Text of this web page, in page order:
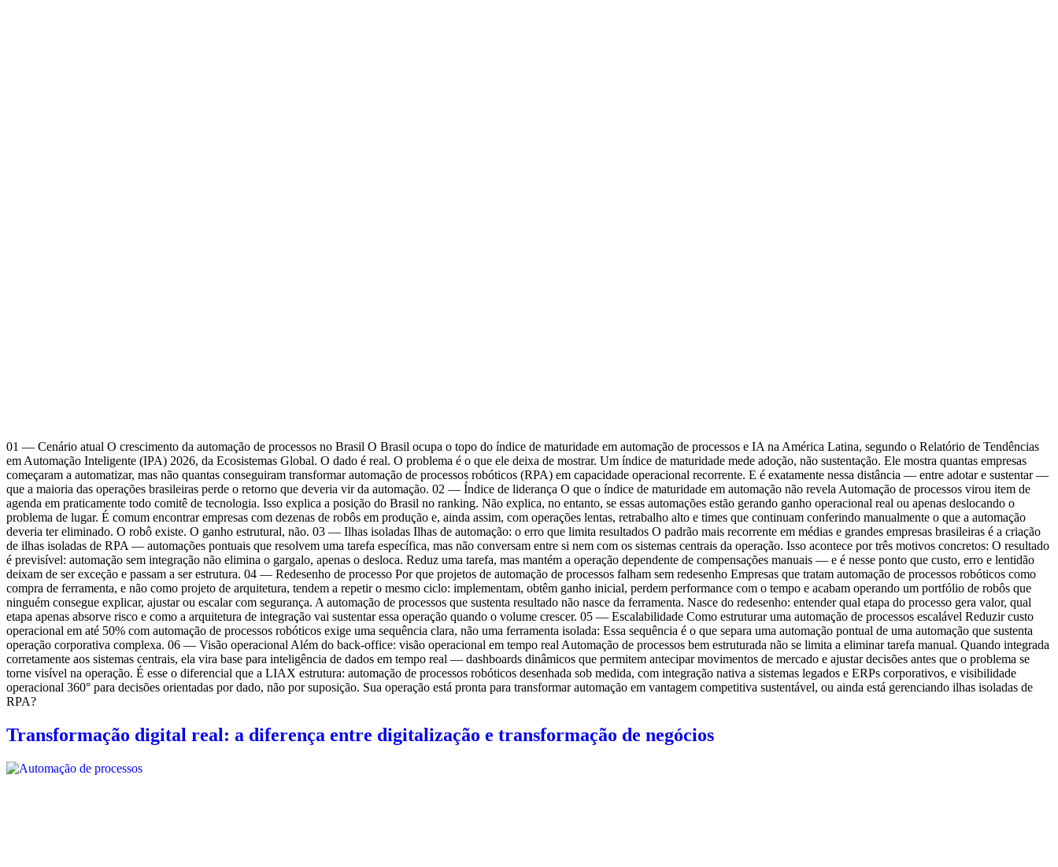
01 — Cenário atual O crescimento da automação de processos no Brasil O Brasil ocupa o topo do índice de maturidade em automação de processos e IA na América Latina, segundo o Relatório de Tendências
em Automação Inteligente (IPA) 2026, da Ecosistemas Global. O dado é real. O problema é o que ele deixa de mostrar. Um índice de maturidade mede adoção, não sustentação. Ele mostra quantas empresas
começaram a automatizar, mas não quantas conseguiram transformar automação de processos robóticos (RPA) em capacidade operacional recorrente. E é exatamente nessa distância — entre adotar e sustentar —
que a maioria das operações brasileiras perde o retorno que deveria vir da automação. 02 — Índice de liderança O que o índice de maturidade em automação não revela Automação de processos virou item de
agenda em praticamente todo comitê de tecnologia. Isso explica a posição do Brasil no ranking. Não explica, no entanto, se essas automações estão gerando ganho operacional real ou apenas deslocando o
problema de lugar. É comum encontrar empresas com dezenas de robôs em produção e, ainda assim, com operações lentas, retrabalho alto e times que continuam conferindo manualmente o que a automação
deveria ter eliminado. O robô existe. O ganho estrutural, não. 03 — Ilhas isoladas Ilhas de automação: o erro que limita resultados O padrão mais recorrente em médias e grandes empresas brasileiras é a criação
de ilhas isoladas de RPA — automações pontuais que resolvem uma tarefa específica, mas não conversam entre si nem com os sistemas centrais da operação. Isso acontece por três motivos concretos: O resultado
é previsível: automação sem integração não elimina o gargalo, apenas o desloca. Reduz uma tarefa, mas mantém a operação dependente de compensações manuais — e é nesse ponto que custo, erro e lentidão
deixam de ser exceção e passam a ser estrutura. 04 — Redesenho de processo Por que projetos de automação de processos falham sem redesenho Empresas que tratam automação de processos robóticos como
compra de ferramenta, e não como projeto de arquitetura, tendem a repetir o mesmo ciclo: implementam, obtêm ganho inicial, perdem performance com o tempo e acabam operando um portfólio de robôs que
ninguém consegue explicar, ajustar ou escalar com segurança. A automação de processos que sustenta resultado não nasce da ferramenta. Nasce do redesenho: entender qual etapa do processo gera valor, qual
etapa apenas absorve risco e como a arquitetura de integração vai sustentar essa operação quando o volume crescer. 05 — Escalabilidade Como estruturar uma automação de processos escalável Reduzir custo
operacional em até 50% com automação de processos robóticos exige uma sequência clara, não uma ferramenta isolada: Essa sequência é o que separa uma automação pontual de uma automação que sustenta
operação corporativa complexa. 06 — Visão operacional Além do back-office: visão operacional em tempo real Automação de processos bem estruturada não se limita a eliminar tarefa manual. Quando integrada
corretamente aos sistemas centrais, ela vira base para inteligência de dados em tempo real — dashboards dinâmicos que permitem antecipar movimentos de mercado e ajustar decisões antes que o problema se
torne visível na operação. É esse o diferencial que a LIAX estrutura: automação de processos robóticos desenhada sob medida, com integração nativa a sistemas legados e ERPs corporativos, e visibilidade
operacional 360° para decisões orientadas por dado, não por suposição. Sua operação está pronta para transformar automação em vantagem competitiva sustentável, ou ainda está gerenciando ilhas isoladas de
RPA?
Transformação digital real: a diferença entre digitalização e transformação de negócios